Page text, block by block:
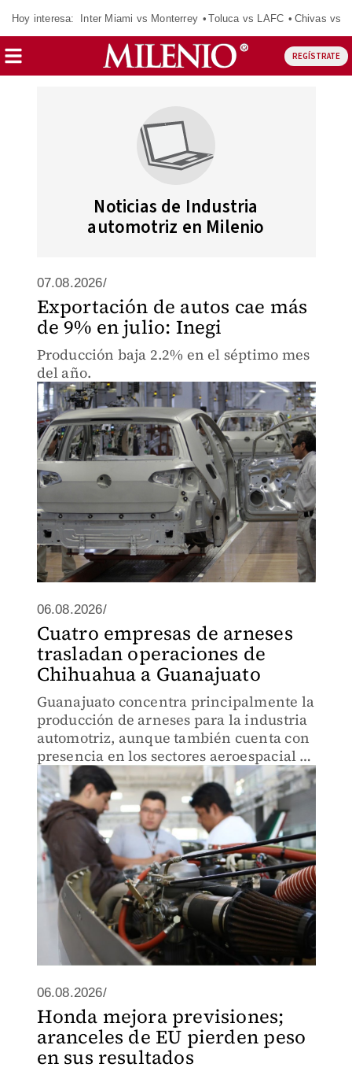
Hoy interesa: Inter Miami vs Monterrey Toluca vs LAFC Chivas vs
REGÍSTRATE
Noticias de Industria
automotriz en Milenio
07.08.2026/
Exportación de autos cae más
de 9% en julio: Inegi
Producción baja 2.2% en el séptimo mes
del año.
06.08.2026/
Cuatro empresas de arneses
trasladan operaciones de
Chihuahua a Guanajuato
Guanajuato concentra principalmente la
producción de arneses para la industria
automotriz, aunque también cuenta con
presencia en los sectores aeroespacial y
de línea blanca.
06.08.2026/
Honda mejora previsiones;
aranceles de EU pierden peso
en sus resultados